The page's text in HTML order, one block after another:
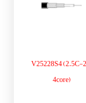
V25228S4 (2.5C-
4core)